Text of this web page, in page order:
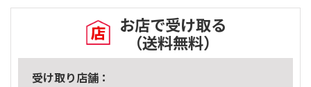
お店で受け取る
（送料無料）
受け取り店舗：